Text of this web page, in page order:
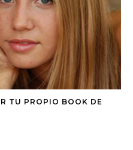
TU PROPIO BOOK DE